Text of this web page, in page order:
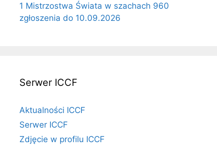
1 Mistrzostwa Świata w szachach 960
zgłoszenia do 10.09.2026
Serwer ICCF
Aktualności ICCF
Serwer ICCF
Zdjęcie w profilu ICCF